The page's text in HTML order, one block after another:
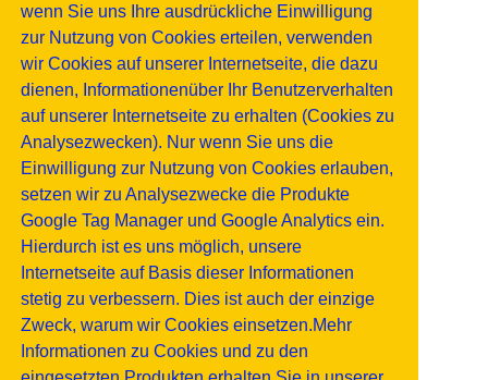
wenn Sie uns Ihre ausdrückliche Einwilligung
zur Nutzung von Cookies erteilen, verwenden
wir Cookies auf unserer Internetseite, die dazu
dienen, Informationenüber Ihr Benutzerverhalten
auf unserer Internetseite zu erhalten (Cookies zu
Analysezwecken). Nur wenn Sie uns die
Einwilligung zur Nutzung von Cookies erlauben,
setzen wir zu Analysezwecke die Produkte
Google Tag Manager und Google Analytics ein.
Hierdurch ist es uns möglich, unsere
Internetseite auf Basis dieser Informationen
stetig zu verbessern. Dies ist auch der einzige
Zweck, warum wir Cookies einsetzen.Mehr
Informationen zu Cookies und zu den